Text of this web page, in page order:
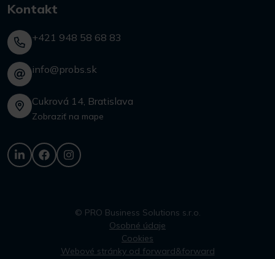
Kontakt
+421 948 58 68 83
info@probs.sk
Cukrová 14, Bratislava
Zobraziť na mape
© PRO Business Solutions s.r.o.
Osobné údaje
Cookies
Webové stránky od forward&forward